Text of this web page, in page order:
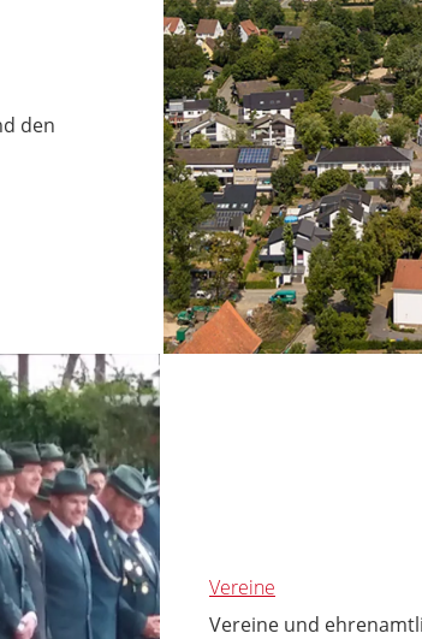
den
Vereine
Vereine und